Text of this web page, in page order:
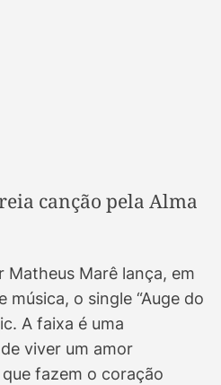
canção pela Alma
Marê lança, em
o single “Auge do
A faixa é uma
viver um amor
fazem o coração